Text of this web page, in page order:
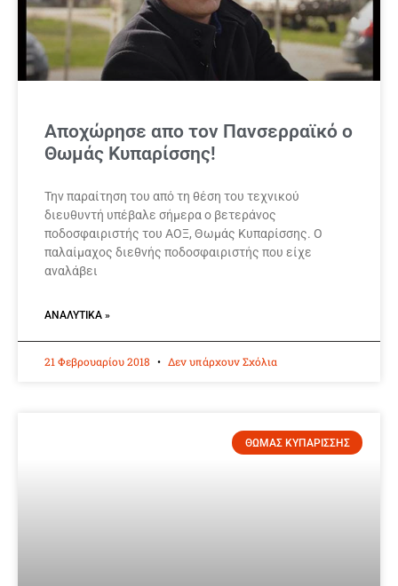
Αποχώρησε απο τον Πανσερραϊκό ο
Θωμάς Κυπαρίσσης!
Την παραίτηση του από τη θέση του τεχνικού
διευθυντή υπέβαλε σήμερα ο βετεράνος
ποδοσφαιριστής του ΑΟΞ, Θωμάς Κυπαρίσσης. Ο
παλαίμαχος διεθνής ποδοσφαιριστής που είχε
αναλάβει
ΑΝΑΛΥΤΙΚΆ »
21 Φεβρουαρίου 2018 Δεν υπάρχουν Σχόλια
ΘΩΜΑΣ ΚΥΠΑΡΙΣΣΗΣ